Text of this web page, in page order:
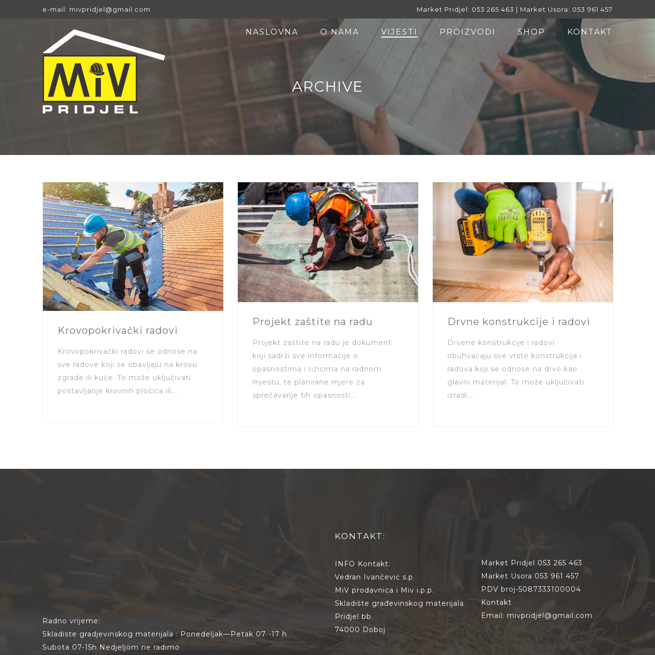
e-mail: mivpridjel@gmail.com Market Pridjel: 053 265 463 | Market Usora: 053 961 457
NASLOVNA O NAMA VIJESTI PROIZVODI SHOP KONTAKT
ARCHIVE
Krovopokrivački radovi
Krovopokrivački radovi se odnose na
sve radove koji se obavljaju na krovu
zgrade ili kuće. To može uključivati
postavljanje krovnih pločica ili...
Projekt zaštite na radu
Projekt zaštite na radu je dokument
koji sadrži sve informacije o
opasnostima i rizicima na radnom
mjestu, te planirane mjere za
sprečavanje tih opasnosti...
Drvne konstrukcije i radovi
Drvene konstrukcije i radovi
obuhvaćaju sve vrste konstrukcija i
radova koji se odnose na drvo kao
glavni materijal. To može uključivati ​​
izradi...
Radno vrijeme:
Skladiste gradjevinskog materijala : Ponedeljak—Petak 07 -17 h
Subota 07-15h Nedjeljom ne radimo
KONTAKT:
INFO Kontakt:
Vedran Ivančević s.p.
MiV prodavnica i Miv i.p.p.
Skladište građevinskog materijala
Pridjel bb
74000 Doboj
Market Pridjel 053 265 463
Market Usora 053 961 457
PDV broj-5087333100004
Kontakt
Email: mivpridjel@gmail.com